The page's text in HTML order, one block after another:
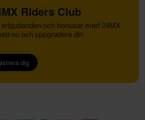
Riders Club
och bonusar med 24MX
nu och uppgradera din
dig